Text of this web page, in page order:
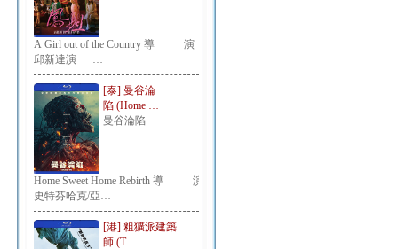
A Girl out of the Country 導 演：
邱新達演 …
[泰] 曼谷淪
陷 (Home …
曼谷淪陷
Home Sweet Home Rebirth 導 演：
史特芬哈克/亞…
[港] 粗獷派建築
師 (T…